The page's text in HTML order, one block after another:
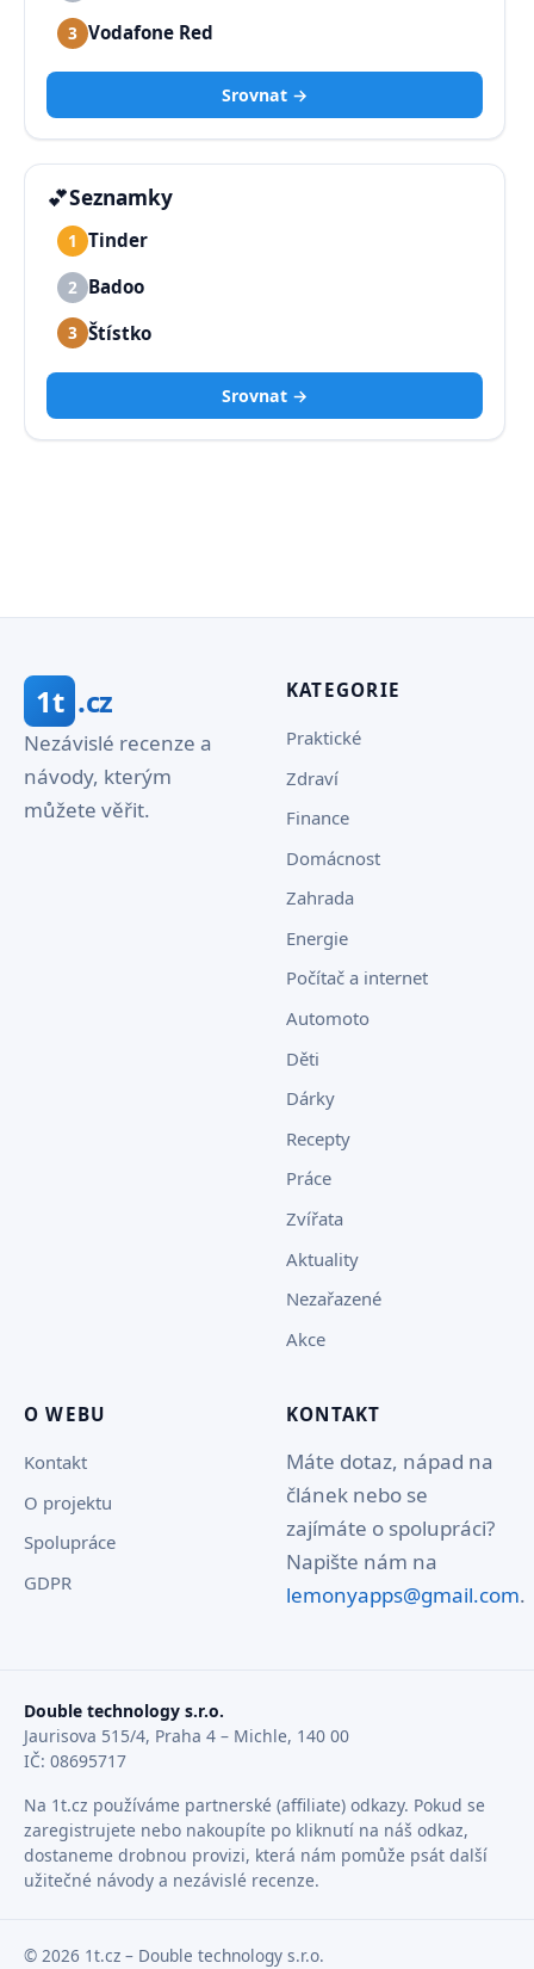
3 Vodafone Red
Srovnat →
💕Seznamky
1 Tinder
2 Badoo
3 Štístko
Srovnat →
1t .cz
Nezávislé recenze a
návody, kterým
můžete věřit.
KATEGORIE
Praktické
Zdraví
Finance
Domácnost
Zahrada
Energie
Počítač a internet
Automoto
Děti
Dárky
Recepty
Práce
Zvířata
Aktuality
Nezařazené
Akce
O WEBU
Kontakt
O projektu
Spolupráce
GDPR
KONTAKT
Máte dotaz, nápad na
článek nebo se
zajímáte o spolupráci?
Napište nám na
lemonyapps@gmail.com.
Double technology s.r.o.
Jaurisova 515/4, Praha 4 – Michle, 140 00
IČ: 08695717
Na 1t.cz používáme partnerské (affiliate) odkazy. Pokud se
zaregistrujete nebo nakoupíte po kliknutí na náš odkaz,
dostaneme drobnou provizi, která nám pomůže psát další
užitečné návody a nezávislé recenze.
© 2026 1t.cz – Double technology s.r.o.